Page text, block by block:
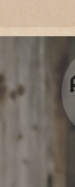
Inhalt
springen